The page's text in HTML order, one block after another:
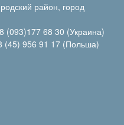
район, город
(093)177 68 30 (Украина)
(45) 956 91 17 (Польша)